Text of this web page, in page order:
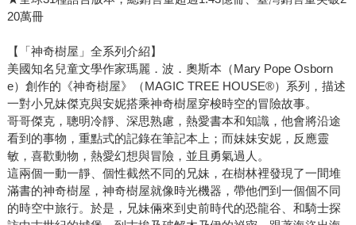
20萬冊
【「神奇樹屋」全系列介紹】
美國知名兒童文學作家瑪麗．波．奧斯本（Mary Pope Osborn
e）創作的《神奇樹屋》（MAGIC TREE HOUSE®）系列，描述
一對小兄妹傑克與安妮搭乘神奇樹屋穿梭時空的冒險故事。
哥哥傑克，聰明冷靜、深思熟慮，熱愛書本和知識，他會將沿途
看到的事物，重點式的記錄在筆記本上；而妹妹安妮，反應靈
敏，喜歡動物，熱愛幻想與冒險，並且勇氣過人。
這兩個一動一靜、個性截然不同的兄妹，在樹林裡發現了一間堆
滿書的神奇樹屋，神奇樹屋就像時光機器，帶他們到一個個不同
的時空中旅行。於是，兄妹倆來到史前時代的恐龍谷、和騎士探